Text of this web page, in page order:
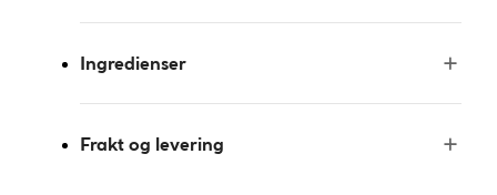
Ingredienser
Frakt og levering